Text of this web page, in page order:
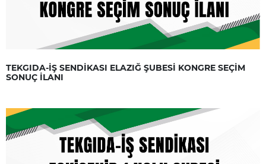
TEKGIDA-İŞ SENDİKASI ELAZIĞ ŞUBESİ KONGRE SEÇİM
SONUÇ İLANI